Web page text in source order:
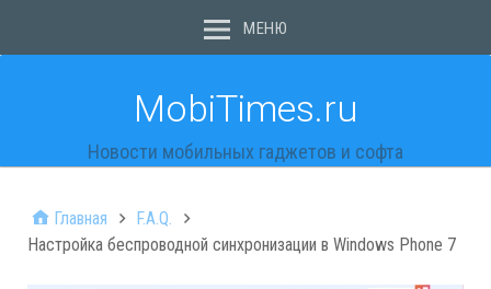
МЕНЮ
MobiTimes.ru
Новости мобильных гаджетов и софта
Главная
F.A.Q.
Настройка беспроводной синхронизации в Windows Phone 7